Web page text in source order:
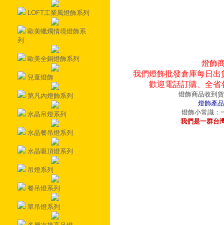
LOFT工業風燈飾系列
歐美蠟燭情境燈飾系
列
歐美全銅燈飾系列
兒童燈飾
第凡內燈飾系列
水晶吊燈系列
水晶餐吊燈系列
水晶吸頂燈系列
吊燈系列
餐吊燈系列
單吊燈系列
燈飾
我們燈飾批發倉庫每日
歡迎電話訂購、全
燈飾商品收到
燈飾產
燈飾小常識：
我們是一群台